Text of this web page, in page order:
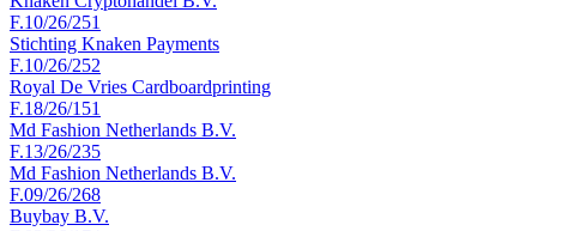
F.10/26/251
Stichting Knaken Payments
F.10/26/252
Royal De Vries Cardboardprinting
F.18/26/151
Md Fashion Netherlands B.V.
F.13/26/235
Md Fashion Netherlands B.V.
F.09/26/268
Buybay B.V.